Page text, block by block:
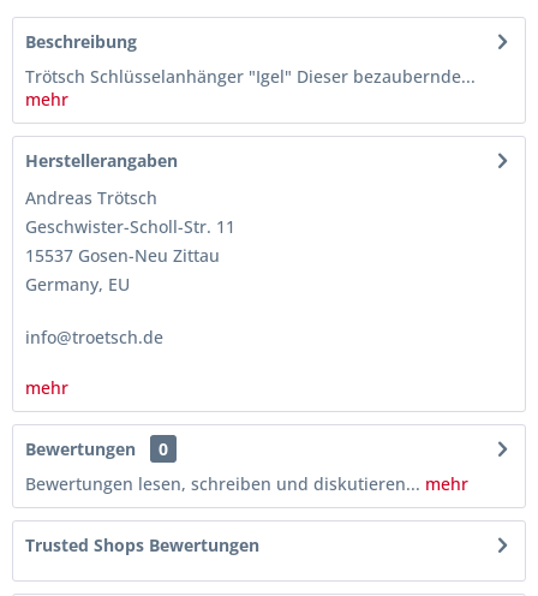
Beschreibung
Trötsch Schlüsselanhänger "Igel" Dieser bezaubernde...
mehr
Herstellerangaben
Andreas Trötsch
Geschwister-Scholl-Str. 11
15537 Gosen-Neu Zittau
Germany, EU
info@troetsch.de
mehr
Bewertungen
0
Bewertungen lesen, schreiben und diskutieren... mehr
Trusted Shops Bewertungen